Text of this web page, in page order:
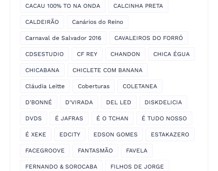
CACAU 100% TO NA ONDA CALCINHA PRETA
CALDEIRÃO Canários do Reino
Carnaval de Salvador 2016 CAVALEIROS DO FORRÓ
CDSESTUDIO CF REY CHANDON CHICA ÉGUA
CHICABANA CHICLETE COM BANANA
Cláudia Leitte Coberturas COLETANEA
D'BONNÉ D'VIRADA DEL LED DISKDELICIA
DVDS É JAFRAS É O TCHAN É TUDO NOSSO
É XEKE EDCITY EDSON GOMES ESTAKAZERO
FACEGROOVE FANTASMÃO FAVELA
FERNANDO & SOROCABA FILHOS DE JORGE